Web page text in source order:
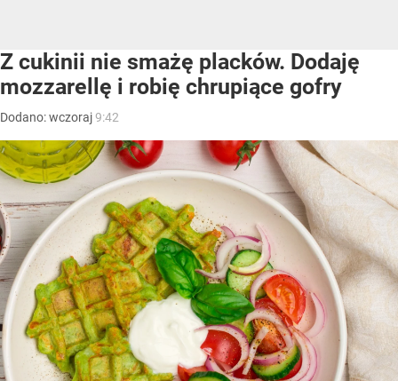
Z cukinii nie smażę placków. Dodaję
mozzarellę i robię chrupiące gofry
Dodano:wczoraj9:42